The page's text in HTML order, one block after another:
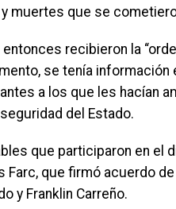
muertes que se
entonces recibieron la
se tenía información
a los que les hacían
del Estado.
que participaron en el
Farc, que firmó acuerdo
y Franklin Carreño.